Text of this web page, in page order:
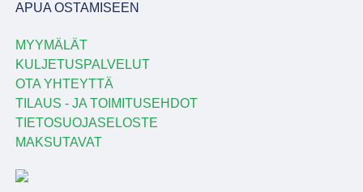
APUA OSTAMISEEN
MYYMÄLÄT
KULJETUSPALVELUT
OTA YHTEYTTÄ
TILAUS - JA TOIMITUSEHDOT
TIETOSUOJASELOSTE
MAKSUTAVAT